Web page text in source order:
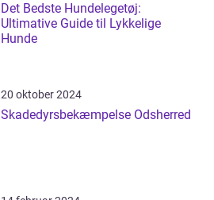
Det Bedste Hundelegetøj:
Ultimative Guide til Lykkelige
Hunde
20 oktober 2024
Skadedyrsbekæmpelse Odsherred